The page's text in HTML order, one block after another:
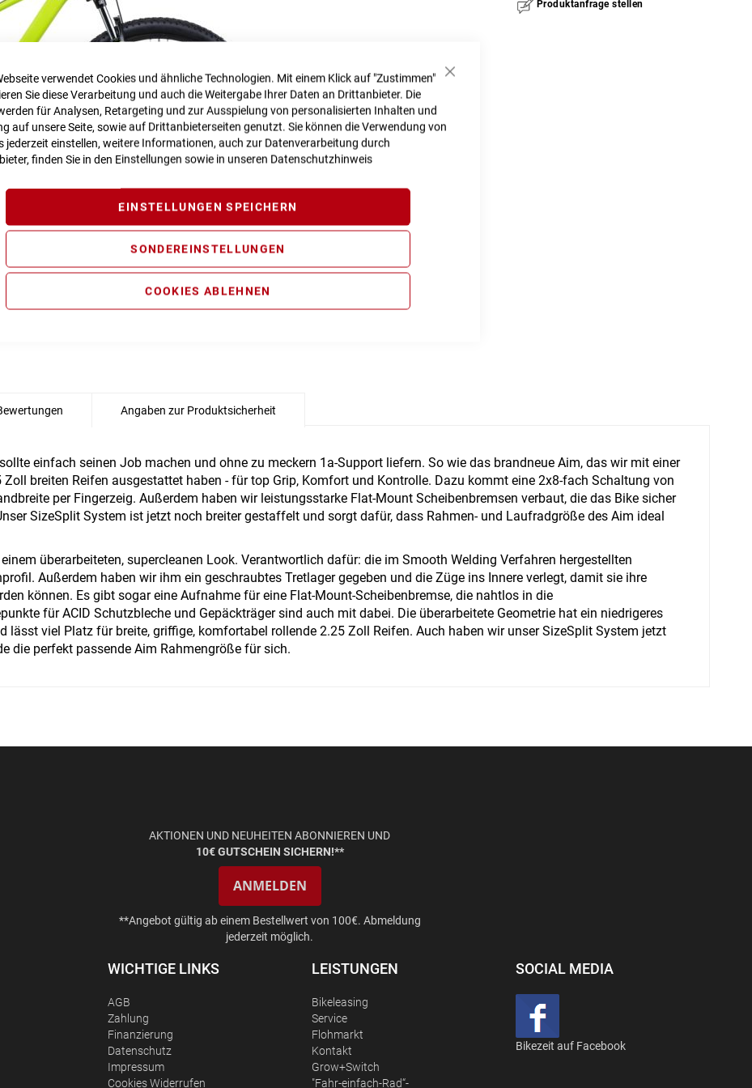
Schließen
verwendet Cookies und ähnliche Technologien. Mit einem Klick auf "Zustimmen"
Sie diese Verarbeitung und auch die Weitergabe Ihrer Daten an Drittanbieter. Die
für Analysen, Retargeting und zur Ausspielung von personalisierten Inhalten und
auf unsere Seite, sowie auf Drittanbieterseiten genutzt. Sie können die Verwendung von
jederzeit einstellen, weitere Informationen, auch zur Datenverarbeitung durch
finden Sie in den Einstellungen sowie in unseren Datenschutzhinweis
EINSTELLUNGEN SPEICHERN
SONDEREINSTELLUNGEN
COOKIES ABLEHNEN
Produktanfrage stellen
einfach seinen Job machen und ohne zu meckern 1a-Support liefern. So wie das brandneue Aim, das wir mit einer
breiten Reifen ausgestattet haben - für top Grip, Komfort und Kontrolle. Dazu kommt eine 2x8-fach Schaltung von
per Fingerzeig. Außerdem haben wir leistungsstarke Flat-Mount Scheibenbremsen verbaut, die das Bike sicher
SizeSplit System ist jetzt noch breiter gestaffelt und sorgt dafür, dass Rahmen- und Laufradgröße des Aim ideal
überarbeiteten, supercleanen Look. Verantwortlich dafür: die im Smooth Welding Verfahren hergestellten
Außerdem haben wir ihm ein geschraubtes Tretlager gegeben und die Züge ins Innere verlegt, damit sie ihre
können. Es gibt sogar eine Aufnahme für eine Flat-Mount-Scheibenbremse, die nahtlos in die
für ACID Schutzbleche und Gepäckträger sind auch mit dabei. Die überarbeitete Geometrie hat ein niedrigeres
lässt viel Platz für breite, griffige, komfortabel rollende 2.25 Zoll Reifen. Auch haben wir unser SizeSplit System jetzt
die perfekt passende Aim Rahmengröße für sich.
Angaben zur Produktsicherheit
AKTIONEN UND NEUHEITEN ABONNIEREN UND
10€ GUTSCHEIN SICHERN!**
ANMELDEN
**Angebot gültig ab einem Bestellwert von 100€. Abmeldung
jederzeit möglich.
WICHTIGE LINKS
AGB
Zahlung
Finanzierung
Datenschutz
Impressum
Сookies Widerrufen
LEISTUNGEN
Bikeleasing
Service
Flohmarkt
Kontakt
Grow+Switch
"Fahr-einfach-Rad“-
SOCIAL MEDIA
Bikezeit auf Facebook